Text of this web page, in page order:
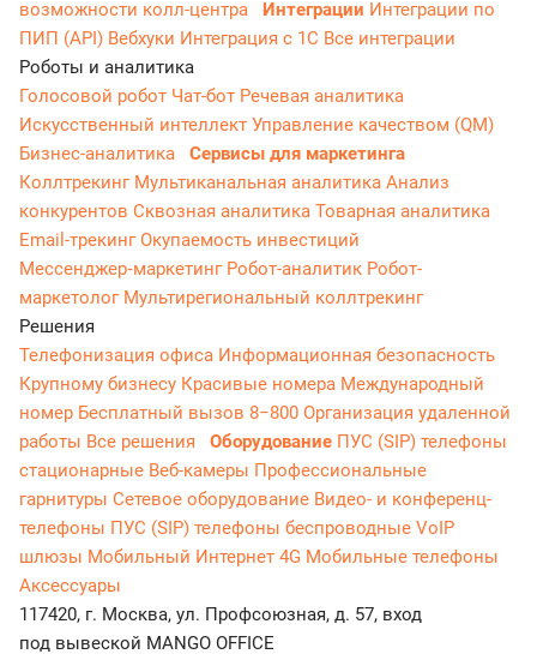
возможности колл-центра
Интеграции Интеграции по
ПИП (API) Вебхуки Интеграция с 1С Все интеграции
Роботы и аналитика
Голосовой робот Чат-бот Речевая аналитика
Искусственный интеллект Управление качеством (QM)
Бизнес-аналитика
Сервисы для маркетинга
Коллтрекинг Мультиканальная аналитика Анализ
конкурентов Сквозная аналитика Товарная аналитика
Email-трекингОкупаемость инвестиций
Мессенджер‑маркетинг Робот-аналитик Робот-
маркетолог Мультирегиональный коллтрекинг
Решения
Телефонизация офиса Информационная безопасность
Крупному бизнесу Красивые номера Международный
номер Бесплатный вызов 8−800 Организация удаленной
работы Все решения Оборудование ПУС (SIP) телефоны
стационарные Веб-камеры Профессиональные
гарнитуры Сетевое оборудование Видео- и конференц-
телефоны ПУС (SIP) телефоны беспроводные VoIP
шлюзы Мобильный Интернет 4G Мобильные телефоны
Аксессуары
117420, г. Москва, ул. Профсоюзная, д. 57, вход
под вывеской MANGO OFFICE